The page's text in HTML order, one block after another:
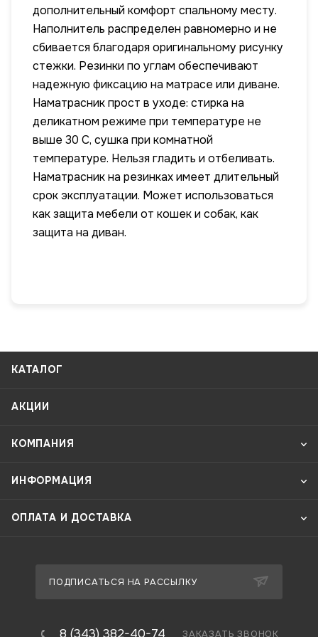
дополнительный комфорт спальному месту.
Наполнитель распределен равномерно и не
сбивается благодаря оригинальному рисунку
стежки. Резинки по углам обеспечивают
надежную фиксацию на матрасе или диване.
Наматрасник прост в уходе: стирка на
деликатном режиме при температуре не
выше 30 С, сушка при комнатной
температуре. Нельзя гладить и отбеливать.
Наматрасник на резинках имеет длительный
срок эксплуатации. Может использоваться
как защита мебели от кошек и собак, как
защита на диван.
КАТАЛОГ
АКЦИИ
КОМПАНИЯ
ИНФОРМАЦИЯ
ОПЛАТА И ДОСТАВКА
ПОДПИСАТЬСЯ НА РАССЫЛКУ
8 (343) 382-40-74 ЗАКАЗАТЬ ЗВОНОК